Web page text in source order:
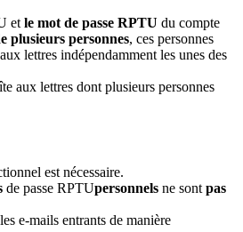
et le mot de passe RPTU du compte
plusieurs personnes, ces personnes
lettres indépendamment les unes des
aux lettres dont plusieurs personnes
est nécessaire.
de passe RPTUpersonnels ne sont pas
e-mails entrants de manière